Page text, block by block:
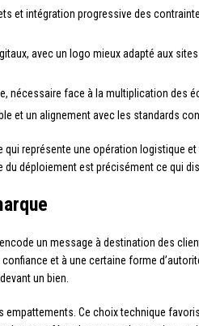
et intégration progressive des
avec un logo mieux adapté aux
nécessaire face à la multiplication des
et un alignement avec les standards
qui représente une opération logistique
déploiement est précisément ce qui
un message à destination des
et à une certaine forme
un bien.
Ce choix technique